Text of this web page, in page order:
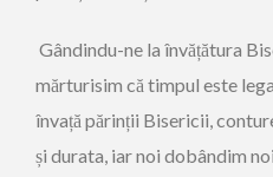
Gândindu-ne la învățătura
mărturisim că timpul este
învață părinții Bisericii,
și durata, iar noi dobândim